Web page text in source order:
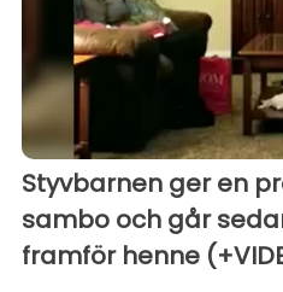
Styvbarnen ger en
sambo och går
framför henne